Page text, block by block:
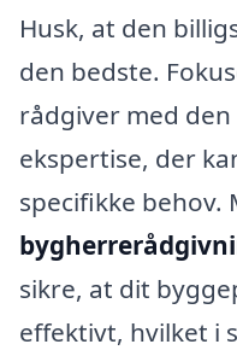
Husk, at den
den bedste.
rådgiver med
ekspertise, der
specifikke behov.
sikre, at dit
effektivt, hvilket i